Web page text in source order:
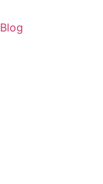
Blog